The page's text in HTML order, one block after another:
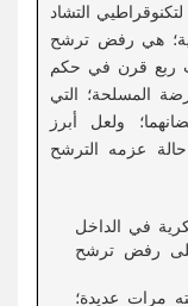
التشاد
هي رفض ترشح
ربع قرن في حكم
المسلحة؛ التي
ولعل أبرز
عزمه الترشح
في الداخل
على رفض ترشح
مرات عديدة؛